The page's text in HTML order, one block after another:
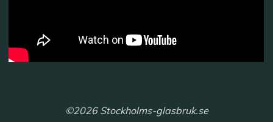
©2026 Stockholms-glasbruk.se